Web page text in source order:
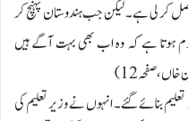
کر لی ہے۔ لیکن جب ہندوستان پہنچ کر
ہوتا ہے کہ وہ اب بھی بہت آگے ہیں
صفحہ 12)
بنائے گئے۔ انہوں نے وزیر تعلیم کی